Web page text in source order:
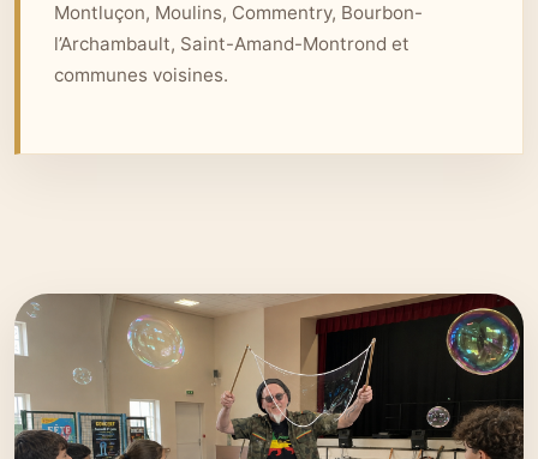
Montluçon, Moulins, Commentry, Bourbon-
l’Archambault, Saint-Amand-Montrond et
communes voisines.